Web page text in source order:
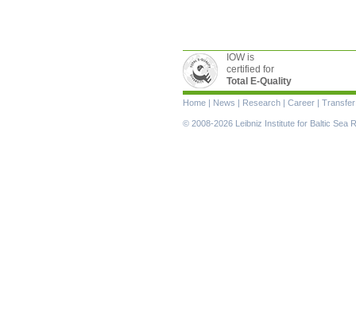
IOW is
certified for
Total E-Quality
Skip
navigation
Home | News | Research | Career | Transfer
© 2008-2026 Leibniz Institute for Baltic Sea